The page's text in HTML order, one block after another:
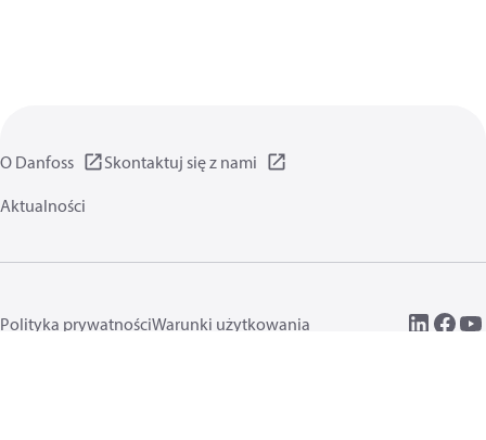
O Danfoss
Skontaktuj się z nami
Aktualności
Polityka prywatnościWarunki użytkowania